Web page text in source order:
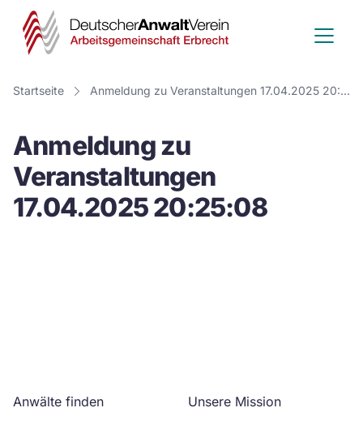
Deutscher
Anwalt
Verein
Startseite Anmeldung zu Veranstaltungen 17.04.2025 20:25:08
Anmeldung zu
Veranstaltungen
17.04.2025 20:25:08
Anwälte finden
Unsere Mission